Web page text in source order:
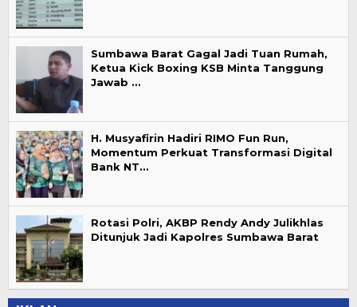
Sumbawa Barat Gagal Jadi Tuan Rumah,
Ketua Kick Boxing KSB Minta Tanggung
Jawab …
H. Musyafirin Hadiri RIMO Fun Run,
Momentum Perkuat Transformasi Digital
Bank NT…
Rotasi Polri, AKBP Rendy Andy Julikhlas
Ditunjuk Jadi Kapolres Sumbawa Barat